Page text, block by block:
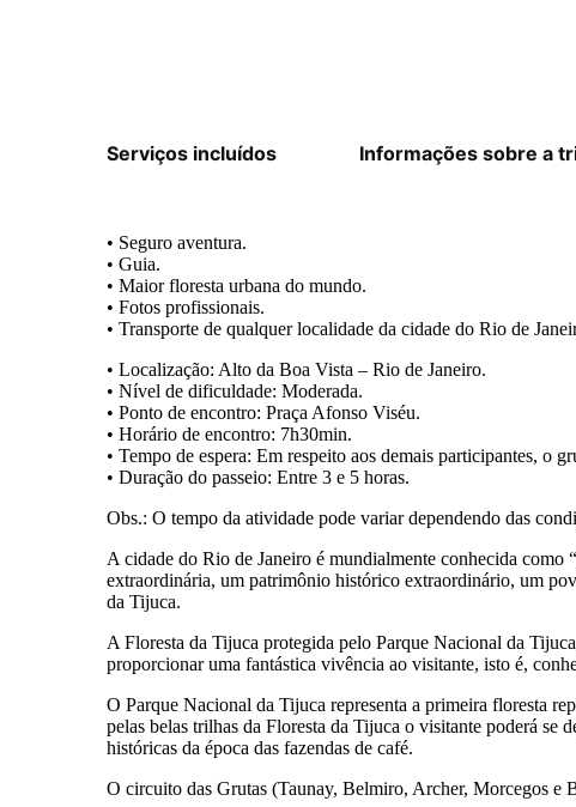
Serviços incluídos Informações sobre a
• Seguro aventura.
• Guia.
• Maior floresta urbana do mundo.
• Fotos profissionais.
• Transporte de qualquer localidade da cidade do Rio de
• Localização: Alto da Boa Vista – Rio de Janeiro.
• Nível de dificuldade: Moderada.
• Ponto de encontro: Praça Afonso Viséu.
• Horário de encontro: 7h30min.
• Tempo de espera: Em respeito aos demais participantes, o
• Duração do passeio: Entre 3 e 5 horas.
Obs.: O tempo da atividade pode variar dependendo das
A cidade do Rio de Janeiro é mundialmente conhecida
extraordinária, um patrimônio histórico extraordinário, um
da Tijuca.
A Floresta da Tijuca protegida pelo Parque Nacional da
proporcionar uma fantástica vivência ao visitante, isto é,
O Parque Nacional da Tijuca representa a primeira floresta
pelas belas trilhas da Floresta da Tijuca o visitante poderá se
históricas da época das fazendas de café.
O circuito das Grutas (Taunay, Belmiro, Archer, Morcegos e